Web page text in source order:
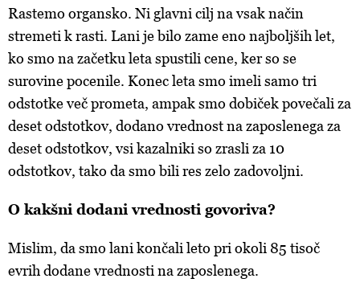
Rastemo organsko. Ni glavni cilj na vsak način
stremeti k rasti. Lani je bilo zame eno najboljših let,
ko smo na začetku leta spustili cene, ker so se
surovine pocenile. Konec leta smo imeli samo tri
odstotke več prometa, ampak smo dobiček povečali za
deset odstotkov, dodano vrednost na zaposlenega za
deset odstotkov, vsi kazalniki so zrasli za 10
odstotkov, tako da smo bili res zelo zadovoljni.
O kakšni dodani vrednosti govoriva?
Mislim, da smo lani končali leto pri okoli 85 tisoč
evrih dodane vrednosti na zaposlenega.